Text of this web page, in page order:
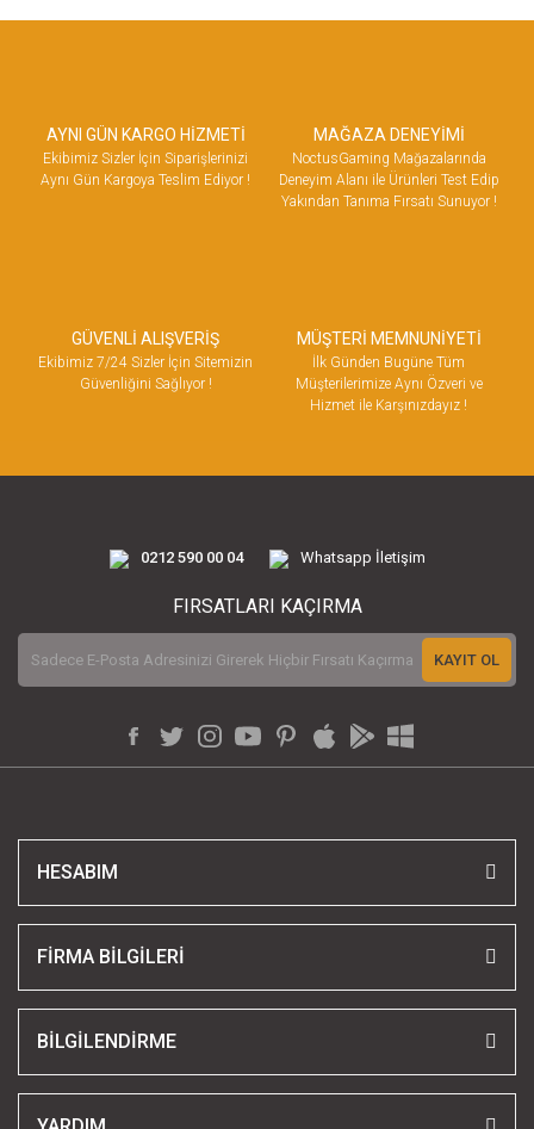
AYNI GÜN KARGO HİZMETİ
Ekibimiz Sizler İçin Siparişlerinizi
Aynı Gün Kargoya Teslim Ediyor !
MAĞAZA DENEYİMİ
NoctusGaming Mağazalarında
Deneyim Alanı ile Ürünleri Test Edip
Yakından Tanıma Fırsatı Sunuyor !
GÜVENLİ ALIŞVERİŞ
Ekibimiz 7/24 Sizler İçin Sitemizin
Güvenliğini Sağlıyor !
MÜŞTERİ MEMNUNİYETİ
İlk Günden Bugüne Tüm
Müşterilerimize Aynı Özveri ve
Hizmet ile Karşınızdayız !
0212 590 00 04 Whatsapp İletişim
FIRSATLARI KAÇIRMA
KAYIT OL
HESABIM
FİRMA BİLGİLERİ
BİLGİLENDİRME